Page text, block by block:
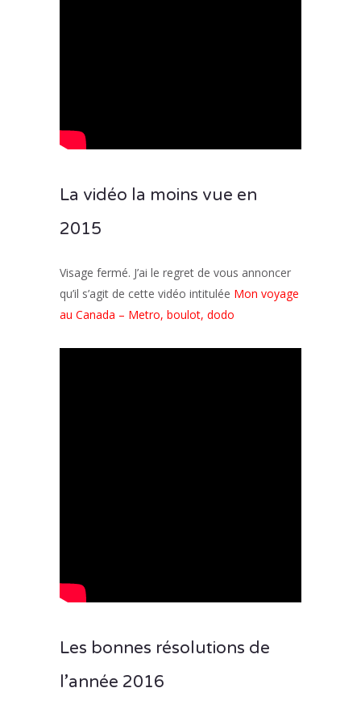
La vidéo la moins vue en
2015
Visage fermé. J’ai le regret de vous annoncer
qu’il s’agit de cette vidéo intitulée Mon voyage
au Canada – Metro, boulot, dodo
Les bonnes résolutions de
l’année 2016